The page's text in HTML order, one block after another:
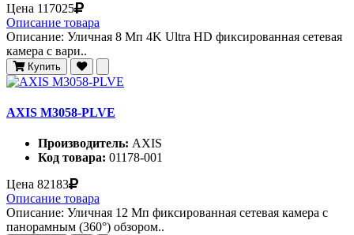
Цена 117025
Описание товара
Описание: Уличная 8 Мп 4K Ultra HD фиксированная сетевая
камера c вари..
Купить
AXIS M3058-PLVE
Производитель: AXIS
Код товара: 01178-001
Цена 82183
Описание товара
Описание: Уличная 12 Мп фиксированная сетевая камера с
панорамным (360°) обзором..